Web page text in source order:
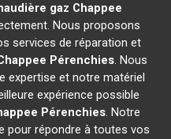
gaz Chappee
Nous proposons
services de réparation et
Pérenchies. Nous
expertise et notre matériel
expérience possible
Pérenchies. Notre
pour répondre à toutes vos